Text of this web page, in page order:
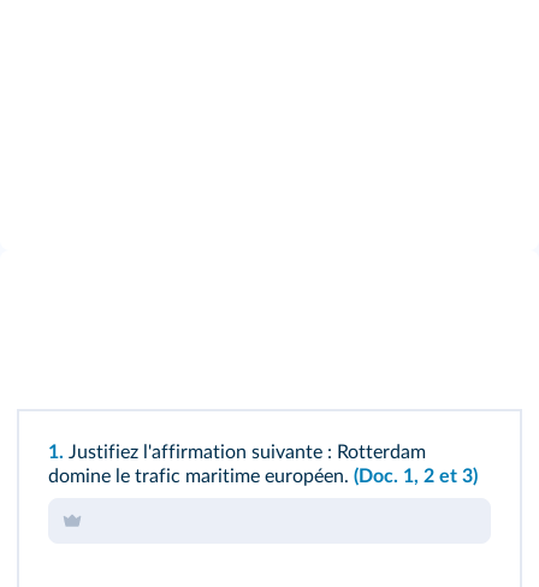
1. Justifiez l'affirmation suivante : Rotterdam
domine le trafic maritime européen. (Doc. 1, 2 et 3)